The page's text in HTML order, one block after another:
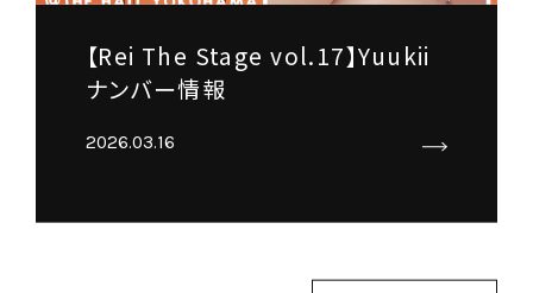
【Rei The Stage vol.17】Yuukii
ナンバー情報
2026.03.16